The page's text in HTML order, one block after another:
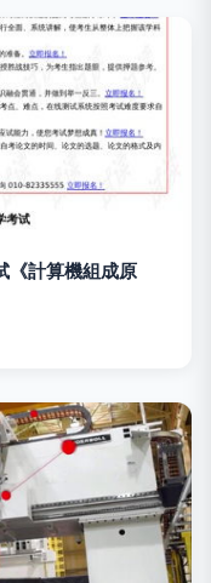
《計算機組成原